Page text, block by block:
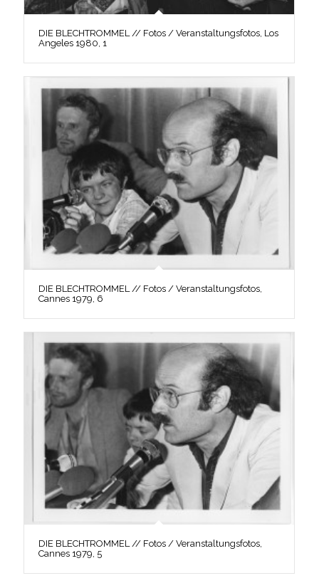
DIE BLECHTROMMEL // Fotos / Veranstaltungsfotos, Los
Angeles 1980, 1
DIE BLECHTROMMEL // Fotos / Veranstaltungsfotos,
Cannes 1979, 6
DIE BLECHTROMMEL // Fotos / Veranstaltungsfotos,
Cannes 1979, 5